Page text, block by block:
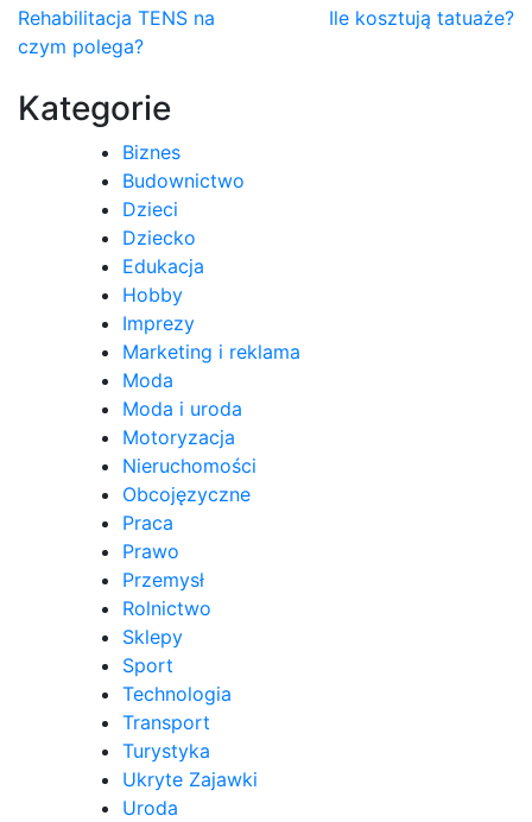
Nawigacja
wpisu
Rehabilitacja TENS na
czym polega?
Ile kosztują tatuaże?
Kategorie
Biznes
Budownictwo
Dzieci
Dziecko
Edukacja
Hobby
Imprezy
Marketing i reklama
Moda
Moda i uroda
Motoryzacja
Nieruchomości
Obcojęzyczne
Praca
Prawo
Przemysł
Rolnictwo
Sklepy
Sport
Technologia
Transport
Turystyka
Ukryte Zajawki
Uroda